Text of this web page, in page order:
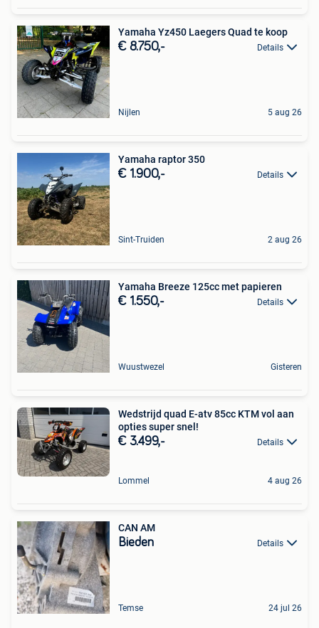
Yamaha Yz450 Laegers Quad te koop
€ 8.750,- Details
Nijlen 5 aug 26
Yamaha raptor 350
€ 1.900,- Details
Sint-Truiden 2 aug 26
Yamaha Breeze 125cc met papieren
€ 1.550,- Details
Wuustwezel Gisteren
Wedstrijd quad E-atv 85cc KTM vol aan
opties super snel!
€ 3.499,- Details
Lommel 4 aug 26
CAN AM
Bieden Details
Temse 24 jul 26